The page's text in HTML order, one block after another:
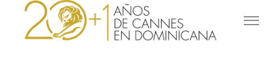
canneslions.do
cannes lions dominicana